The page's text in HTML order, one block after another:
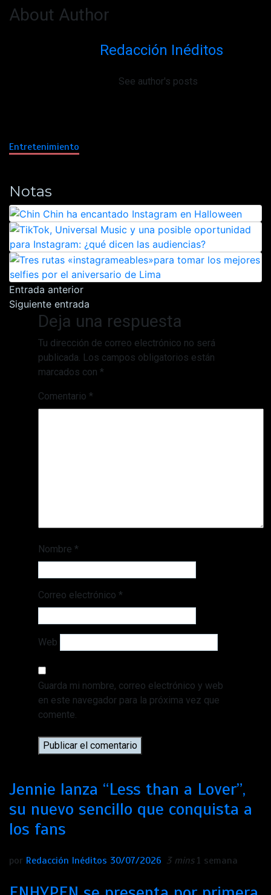
About Author
Redacción Inéditos
See author's posts
Entretenimiento
Notas
Navegación
de
entradas
Entrada anterior
Siguiente entrada
Deja una respuesta
Tu dirección de correo electrónico no será
publicada. Los campos obligatorios están
marcados con *
Comentario *
Nombre *
Correo electrónico *
Web
Guarda mi nombre, correo electrónico y web
en este navegador para la próxima vez que
comente.
Jennie lanza “Less than a Lover”,
su nuevo sencillo que conquista a
los fans
por Redacción Inéditos 30/07/2026 3 mins 1 semana